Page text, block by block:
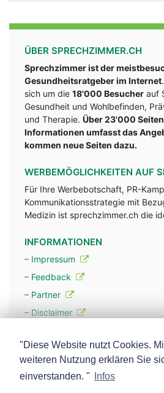
ÜBER SPRECHZIMMER.CH
Sprechzimmer ist der
Gesundheitsratgeber im Internet
sich um die 18'000 Besucher auf
Gesundheit und Wohlbefinden,
und Therapie. Über 23'000
Informationen umfasst das
kommen neue Seiten dazu.
WERBEMÖGLICHKEITEN AUF
Für Ihre Werbebotschaft, PR-
Kommunikationsstrategie mit
Medizin ist sprechzimmer.ch die
INFORMATIONEN
– Impressum
– Feedback
– Partner
– Disclaimer
– Werbung
– Mehr über unsere Experten
"Diese Website nutzt Cookies.
weiteren Nutzung erklären Sie
einverstanden. "
Infos